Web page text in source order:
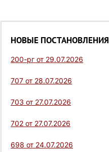
НОВЫЕ ПОСТАНОВЛЕНИЯ
200-рг от 29.07.2026
707 от 28.07.2026
703 от 27.07.2026
702 от 27.07.2026
698 от 24.07.2026